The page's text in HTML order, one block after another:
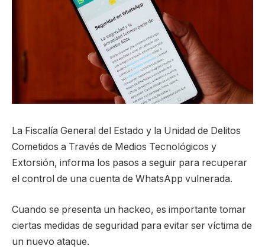
La Fiscalía General del Estado y la Unidad de Delitos
Cometidos a Través de Medios Tecnológicos y
Extorsión, informa los pasos a seguir para recuperar
el control de una cuenta de WhatsApp vulnerada.
Cuando se presenta un hackeo, es importante tomar
ciertas medidas de seguridad para evitar ser víctima de
un nuevo ataque.